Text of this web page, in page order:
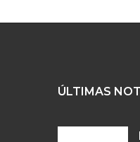
ÚLTIMAS